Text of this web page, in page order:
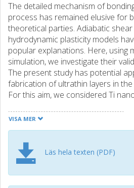
The detailed mechanism of
process has remained elusive for
theoretical parties. Adiabatic
hydrodynamic plasticity models
popular explanations. Here, using
simulation, we investigate their
The present study has potential
fabrication of ultrathin layers in
For this aim, we considered Ti
shown that very high spray
to be observed at the nanoscale.
spray velocities. For the first time,
oscillatory behavior in both the
components within the substrate
the particle. We have shown that
VISA MER
Läs hela texten (PDF)